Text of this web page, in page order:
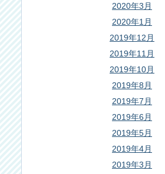
2020年3月
2020年1月
2019年12月
2019年11月
2019年10月
2019年8月
2019年7月
2019年6月
2019年5月
2019年4月
2019年3月